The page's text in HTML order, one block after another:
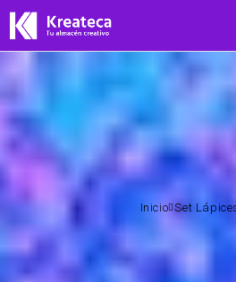
Inicio Set